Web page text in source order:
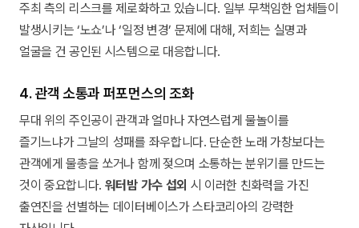
주최 측의 리스크를 제로화하고 있습니다. 일부 무책임한 업체들이
발생시키는 ‘노쇼’나 ‘일정 변경’ 문제에 대해, 저희는 실명과
얼굴을 건 공인된 시스템으로 대응합니다.
4. 관객 소통과 퍼포먼스의 조화
무대 위의 주인공이 관객과 얼마나 자연스럽게 물놀이를
즐기느냐가 그날의 성패를 좌우합니다. 단순한 노래 가창보다는
관객에게 물총을 쏘거나 함께 젖으며 소통하는 분위기를 만드는
것이 중요합니다. 워터밤 가수 섭외 시 이러한 친화력을 가진
출연진을 선별하는 데이터베이스가 스타코리아의 강력한